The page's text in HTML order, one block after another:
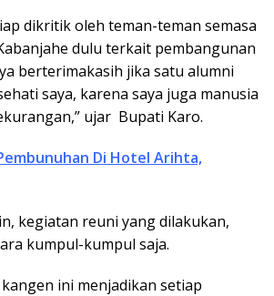
dikritik oleh teman-teman semasa
dulu terkait pembangunan
berterimakasih jika satu alumni
saya, karena saya juga manusia
ujar Bupati Karo.
Di Hotel Arihta,
kegiatan reuni yang dilakukan,
kumpul-kumpul saja.
ini menjadikan setiap